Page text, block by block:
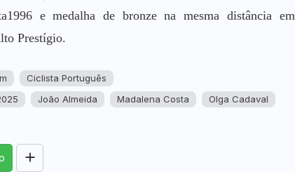
e medalha de bronze na mesma distância em
Prestígio.
Ciclista Português
João Almeida Madalena Costa
Olga Cadaval